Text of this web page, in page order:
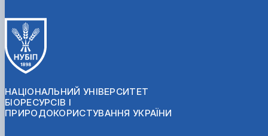
НАЦІОНАЛЬНИЙ УНІВЕРСИТЕТ
БІОРЕСУРСІВ І
ПРИРОДОКОРИСТУВАННЯ УКРАЇНИ